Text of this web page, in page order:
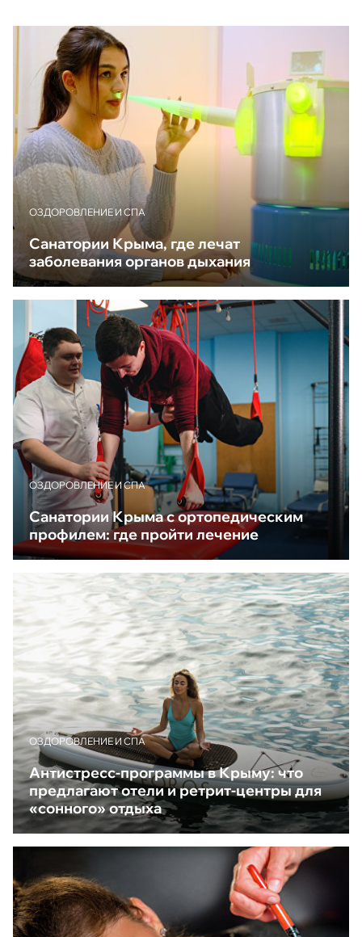
ОЗДОРОВЛЕНИЕ И СПА
Санатории Крыма, где лечат
заболевания органов дыхания
ОЗДОРОВЛЕНИЕ И СПА
Санатории Крыма с ортопедическим
профилем: где пройти лечение
ОЗДОРОВЛЕНИЕ И СПА
Антистресс-программы в Крыму: что
предлагают отели и ретрит-центры для
«сонного» отдыха